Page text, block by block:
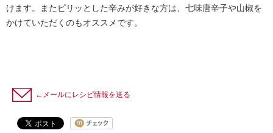
けます。またピリッとした辛みが好きな方は、七味唐辛子や山椒を
かけていただくのもオススメです。
←メールにレシピ情報を送る